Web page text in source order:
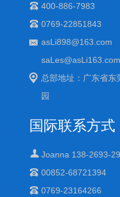
400-886-7983
0769-22851843
asLi898@163.com
saLes@asLi163.com
总部地址：广东省东
园
国际联系方式
Joanna 138-2693-
00852-68721394
0769-23164266